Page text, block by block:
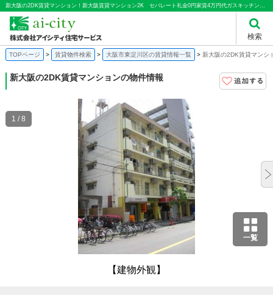
検索
新大阪の2DK賃貸マンション！新大阪賃貸マンション2K セパレート礼金0円家賃4万円代ガスキッチン｜株式会社アイシティ住宅サービス
TOPページ 賃貸物件検索 大阪市東淀川区の賃貸情報一覧 新大阪の2DK賃貸マンシ
新大阪の2DK賃貸マンションの物件情報
一覧
【建物外観】
1 / 8